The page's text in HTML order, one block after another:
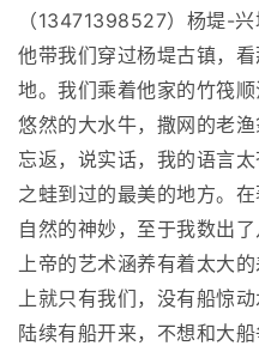
（13471398527）杨堤-
他带我们穿过杨堤古镇，
地。我们乘着他家的竹筏
悠然的大水牛，撒网的老
忘返，说实话，我的语言
之蛙到过的最美的地方。
自然的神妙，至于我数出
上帝的艺术涵养有着太大
上就只有我们，没有船惊
陆续有船开来，不想和大